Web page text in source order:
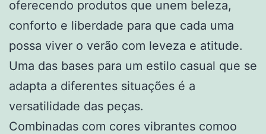
oferecendo produtos que unem beleza,
conforto e liberdade para que cada uma
possa viver o verão com leveza e atitude.
Uma das bases para um estilo casual que se
adapta a diferentes situações é a
versatilidade das peças.
Combinadas com cores vibrantes comoo